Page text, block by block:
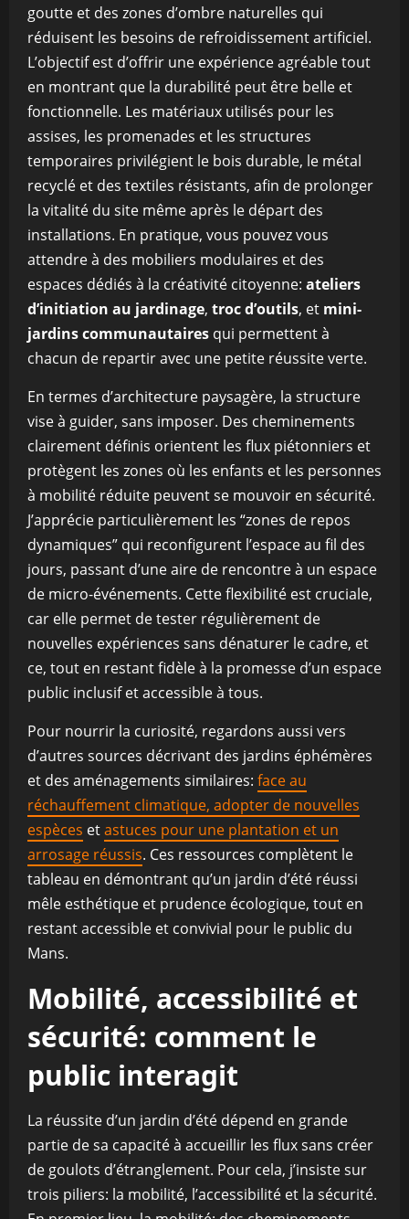
goutte et des zones d’ombre naturelles qui
réduisent les besoins de refroidissement artificiel.
L’objectif est d’offrir une expérience agréable tout
en montrant que la durabilité peut être belle et
fonctionnelle. Les matériaux utilisés pour les
assises, les promenades et les structures
temporaires privilégient le bois durable, le métal
recyclé et des textiles résistants, afin de prolonger
la vitalité du site même après le départ des
installations. En pratique, vous pouvez vous
attendre à des mobiliers modulaires et des
espaces dédiés à la créativité citoyenne: ateliers
d’initiation au jardinage, troc d’outils, et mini-
jardins communautaires qui permettent à
chacun de repartir avec une petite réussite verte.
En termes d’architecture paysagère, la structure
vise à guider, sans imposer. Des cheminements
clairement définis orientent les flux piétonniers et
protègent les zones où les enfants et les personnes
à mobilité réduite peuvent se mouvoir en sécurité.
J’apprécie particulièrement les “zones de repos
dynamiques” qui reconfigurent l’espace au fil des
jours, passant d’une aire de rencontre à un espace
de micro-événements. Cette flexibilité est cruciale,
car elle permet de tester régulièrement de
nouvelles expériences sans dénaturer le cadre, et
ce, tout en restant fidèle à la promesse d’un espace
public inclusif et accessible à tous.
Pour nourrir la curiosité, regardons aussi vers
d’autres sources décrivant des jardins éphémères
et des aménagements similaires: face au
réchauffement climatique, adopter de nouvelles
espèces etastuces pour une plantation et un
arrosage réussis. Ces ressources complètent le
tableau en démontrant qu’un jardin d’été réussi
mêle esthétique et prudence écologique, tout en
restant accessible et convivial pour le public du
Mans.
Mobilité, accessibilité et
sécurité: comment le
public interagit
La réussite d’un jardin d’été dépend en grande
partie de sa capacité à accueillir les flux sans créer
de goulots d’étranglement. Pour cela, j’insiste sur
trois piliers: la mobilité, l’accessibilité et la sécurité.